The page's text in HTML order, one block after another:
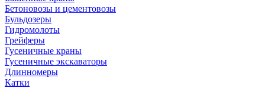
Бетоновозы и цементовозы
Бульдозеры
Гидромолоты
Грейферы
Гусеничные краны
Гусеничные экскаваторы
Длинномеры
Катки